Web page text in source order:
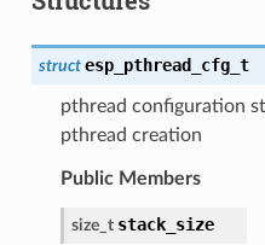
struct esp_pthread_cfg_t
pthread configuration
pthread creation
Public Members
size_t stack_size